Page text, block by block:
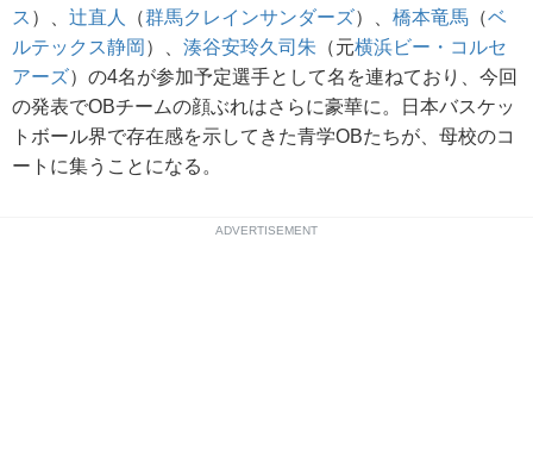
ス ）、 辻直人 （群馬クレインサンダーズ）、 橋本竜馬 （ベ
ルテックス静岡 ）、 湊谷安玲久司朱 （元横浜ビー・コルセ
アーズ）の4名が参加予定選手として名を連ねており、今回
の発表でOBチームの顔ぶれはさらに豪華に。日本バスケッ
トボール界で存在感を示してきた青学OBたちが、母校のコ
ートに集うことになる。
ADVERTISEMENT